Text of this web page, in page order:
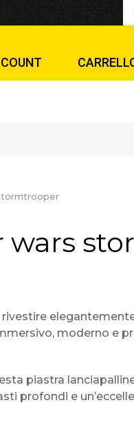
wars
moderno e
piastra
profondi e